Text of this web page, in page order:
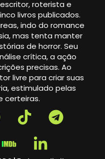
roterista e
livros publicados.
indo do romance
mas tenta manter
de horror. Seu
crítica, a ação
precisas. Ao
livre para criar suas
estimulado pelas
certeiras.